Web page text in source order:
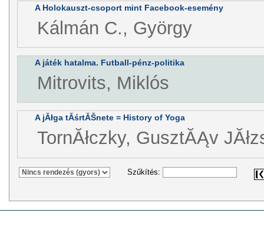
A Holokauszt-csoport mint Facebook-esemény
Kálmán C., György
A játék hatalma. Futball-pénz-politika
Mitrovits, Miklós
A jĂłga tĂśrtĂŠnete = History of Yoga
TornĂłczky, GusztĂĄv
Szűkítés: